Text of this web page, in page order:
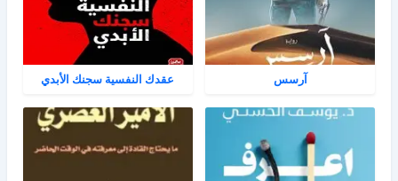
آرسس عقدك النفسية سجنك الأبدي